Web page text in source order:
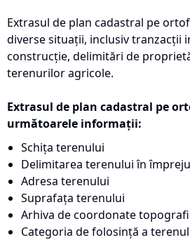
Extrasul de plan cadastral pe
diverse situații, inclusiv tranzacții
construcție, delimitări de
terenurilor agricole.
Extrasul de plan cadastral pe
următoarele informații:
Schița terenului
Delimitarea terenului în
Adresa terenului
Suprafața terenului
Arhiva de coordonate
Categoria de folosință a